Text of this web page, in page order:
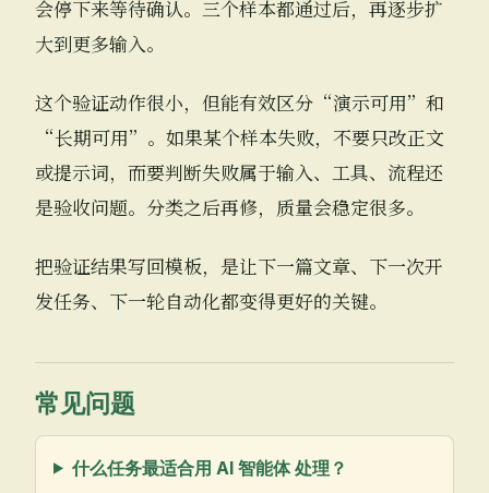
会停下来等待确认。三个样本都通过后，再逐步扩
大到更多输入。
这个验证动作很小，但能有效区分“演示可用”和
“长期可用”。如果某个样本失败，不要只改正文
或提示词，而要判断失败属于输入、工具、流程还
是验收问题。分类之后再修，质量会稳定很多。
把验证结果写回模板，是让下一篇文章、下一次开
发任务、下一轮自动化都变得更好的关键。
常见问题
什么任务最适合用 AI 智能体 处理？